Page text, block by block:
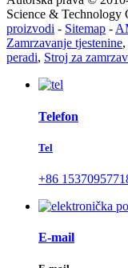
Science & Technology
proizvodi - Sitemap -
Zamrzavanje tjestenine,
peradi, Stroj za
Telefon
Tel
+86
E-mail